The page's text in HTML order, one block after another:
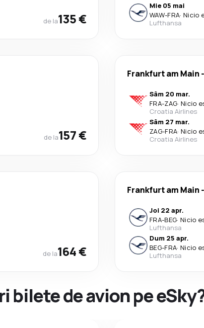
de la135 €
Mie 05 mai
WAW-FRA· Nicio
Lufthansa
de la157 €
Frankfurt am Main -
Sâm 20 mar.
FRA-ZAG· Nicio
Croatia Airlines
Sâm 27 mar.
ZAG-FRA· Nicio
Croatia Airlines
de la164 €
Frankfurt am Main -
Joi 22 apr.
FRA-BEG· Nicio
Lufthansa
Dum 25 apr.
BEG-FRA· Nicio
Lufthansa
bilete de avion pe